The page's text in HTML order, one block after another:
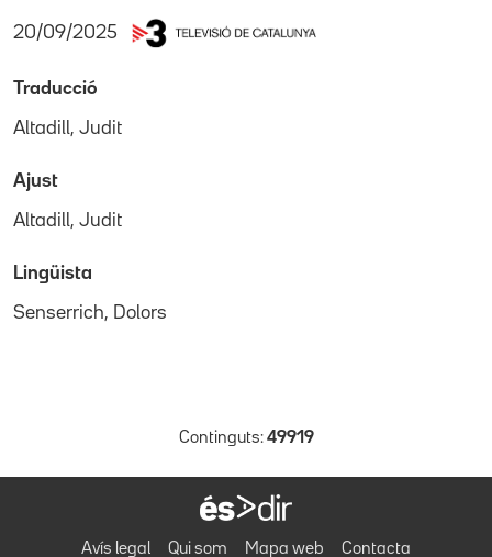
20/09/2025
Traducció
Altadill, Judit
Ajust
Altadill, Judit
Lingüista
Senserrich, Dolors
Continguts: 49919
Avís legal Qui som Mapa web Contacta